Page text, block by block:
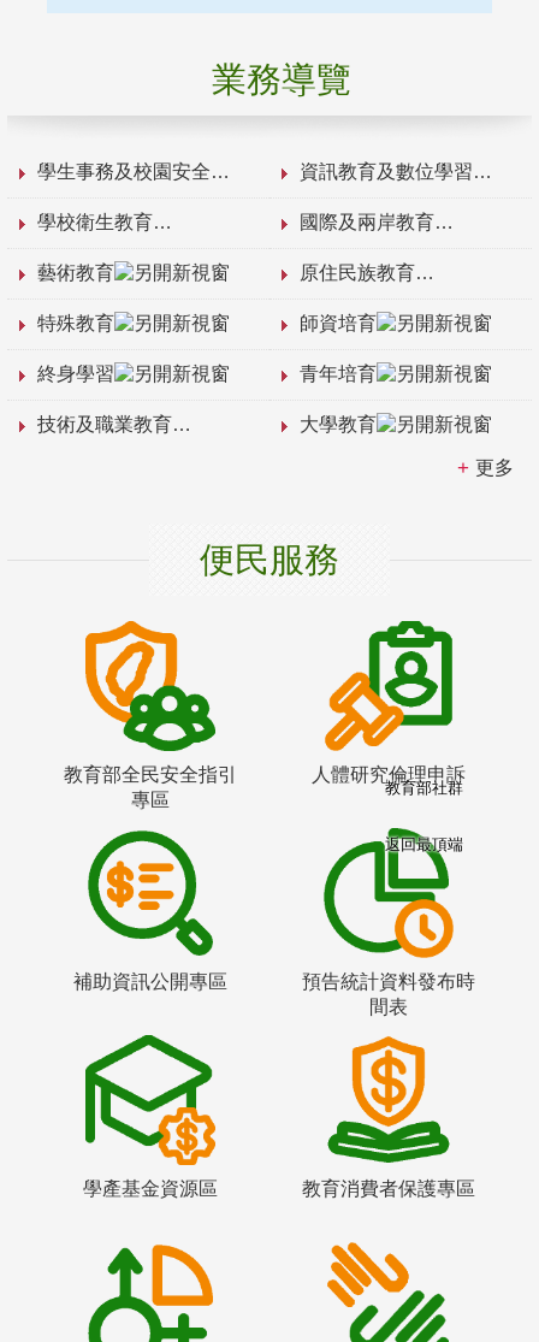
業務導覽
學生事務及校園安全 資訊教育及數位學習
學校衛生教育 國際及兩岸教育
藝術教育 原住民族教育
特殊教育 師資培育
終身學習 青年培育
技術及職業教育 大學教育
更多
便民服務
教育部全民安全指引
專區
人體研究倫理申訴
補助資訊公開專區
預告統計資料發布時
間表
學產基金資源區 教育消費者保護專區
教育部社群
返回最頂端